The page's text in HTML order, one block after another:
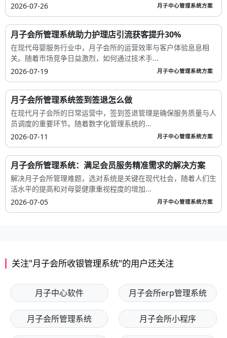
2026-07-26
月子中心管理系统方案
月子会所管理系统助力护理店引流获客提升30%
在现代母婴服务行业中，月子会所的运营效率与客户体验息息相
关。随着市场竞争日益激烈，如何通过技术手...
2026-07-19
月子中心管理系统方案
月子会所管理系统签到签退怎么做
在现代月子会所的日常运营中，签到签退管理是确保服务质量与人
员调度的重要环节。随着数字化管理系统的...
2026-07-11
月子中心管理系统方案
月子会所管理系统：满足会员服务精准需求的解决方案
解决月子会所管理难题，选对系统是关键在现代社会，随着人们生
活水平的提高和对母婴健康重视程度的增加...
2026-07-05
月子中心管理系统方案
关注"月子会所收银管理系统"的用户还关注
月子中心软件 月子会所erp管理系统
月子会所管理系统 月子会所小程序